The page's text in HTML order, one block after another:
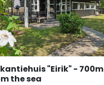
"Eirik" - 700m
the sea